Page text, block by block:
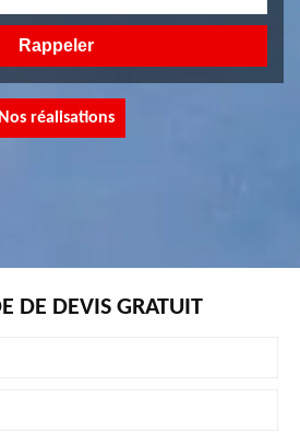
Nos réalisations
DE DEVIS GRATUIT